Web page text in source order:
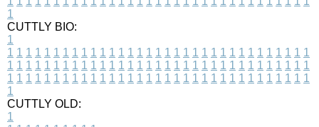
1
CUTTLY BIO:
1
1 1 1 1 1 1 1 1 1 1 1 1 1 1 1 1 1 1 1 1 1 1 1 1 1 1 1 1 1 1 1 1 1
1 1 1 1 1 1 1 1 1 1 1 1 1 1 1 1 1 1 1 1 1 1 1 1 1 1 1 1 1 1 1 1 1
1 1 1 1 1 1 1 1 1 1 1 1 1 1 1 1 1 1 1 1 1 1 1 1 1 1 1 1 1 1 1 1 1
1
CUTTLY OLD:
1